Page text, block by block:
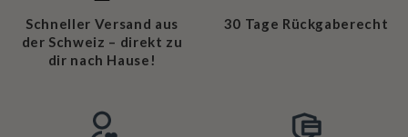
Schneller Versand aus
der Schweiz – direkt zu
dir nach Hause!
30 Tage Rückgaberecht